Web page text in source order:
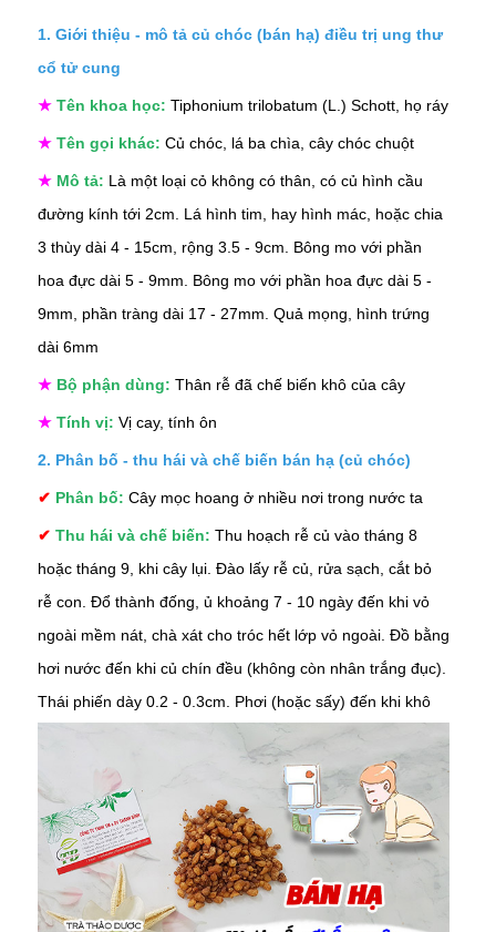
1. Giới thiệu - mô tả củ chóc (bán hạ) điều trị ung thư
cổ tử cung
★ Tên khoa học: Tiphonium trilobatum (L.) Schott, họ ráy
★ Tên gọi khác: Củ chóc, lá ba chìa, cây chóc chuột
★ Mô tả: Là một loại cỏ không có thân, có củ hình cầu
đường kính tới 2cm. Lá hình tim, hay hình mác, hoặc chia
3 thùy dài 4 - 15cm, rộng 3.5 - 9cm. Bông mo với phần
hoa đực dài 5 - 9mm. Bông mo với phần hoa đực dài 5 -
9mm, phần tràng dài 17 - 27mm. Quả mọng, hình trứng
dài 6mm
★ Bộ phận dùng: Thân rễ đã chế biến khô của cây
★ Tính vị: Vị cay, tính ôn
2. Phân bố - thu hái và chế biến bán hạ (củ chóc)
✔ Phân bố: Cây mọc hoang ở nhiều nơi trong nước ta
✔ Thu hái và chế biến: Thu hoạch rễ củ vào tháng 8
hoặc tháng 9, khi cây lụi. Đào lấy rễ củ, rửa sạch, cắt bỏ
rễ con. Đổ thành đống, ủ khoảng 7 - 10 ngày đến khi vỏ
ngoài mềm nát, chà xát cho tróc hết lớp vỏ ngoài. Đồ bằng
hơi nước đến khi củ chín đều (không còn nhân trắng đục).
Thái phiến dày 0.2 - 0.3cm. Phơi (hoặc sấy) đến khi khô